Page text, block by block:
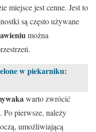
miejsce jest cenne. Jest to
są często używane
można
w piekarniku:
warto zwrócić
Po pierwsze, należy
umożliwiającą